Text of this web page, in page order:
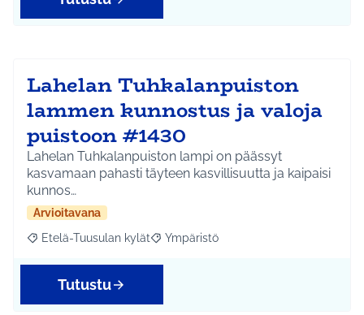
Lahelan Tuhkalanpuiston
lammen kunnostus ja valoja
puistoon #1430
Lahelan Tuhkalanpuiston lampi on päässyt
kasvamaan pahasti täyteen kasvillisuutta ja kaipaisi
kunnos…
Arvioitavana
Rajaa tulokset aihepiirin mukaan: Etelä-Tuusulan kylät
Etelä-Tuusulan kylät Rajaa tulokset teeman mukaan:
Ympäristö
Tutustu